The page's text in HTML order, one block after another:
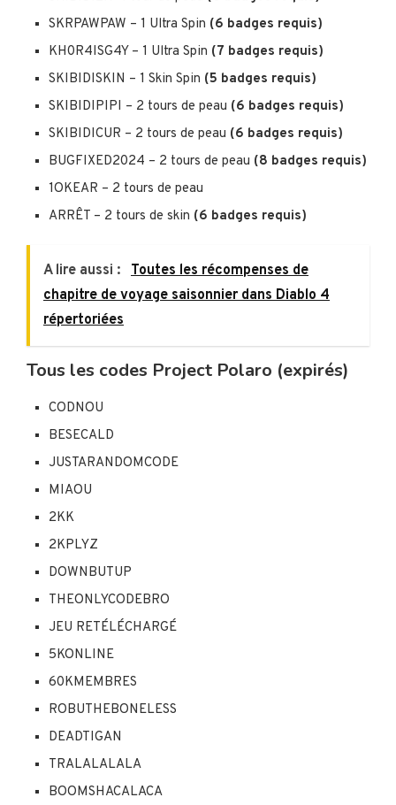
SKRPAWPAW – 1 Ultra Spin (6 badges requis)
KH0R4ISG4Y – 1 Ultra Spin (7 badges requis)
SKIBIDISKIN – 1 Skin Spin (5 badges requis)
SKIBIDIPIPI – 2 tours de peau (6 badges requis)
SKIBIDICUR – 2 tours de peau (6 badges requis)
BUGFIXED2024 – 2 tours de peau (8 badges requis)
1OKEAR – 2 tours de peau
ARRÊT – 2 tours de skin (6 badges requis)
A lire aussi :
Toutes les récompenses de
chapitre de voyage saisonnier dans Diablo 4
répertoriées
Tous les codes Project Polaro (expirés)
CODNOU
BESECALD
JUSTARANDOMCODE
MIAOU
2KK
2KPLYZ
DOWNBUTUP
THEONLYCODEBRO
JEU RETÉLÉCHARGÉ
5KONLINE
60KMEMBRES
ROBUTHEBONELESS
DEADTIGAN
TRALALALALA
BOOMSHACALACA